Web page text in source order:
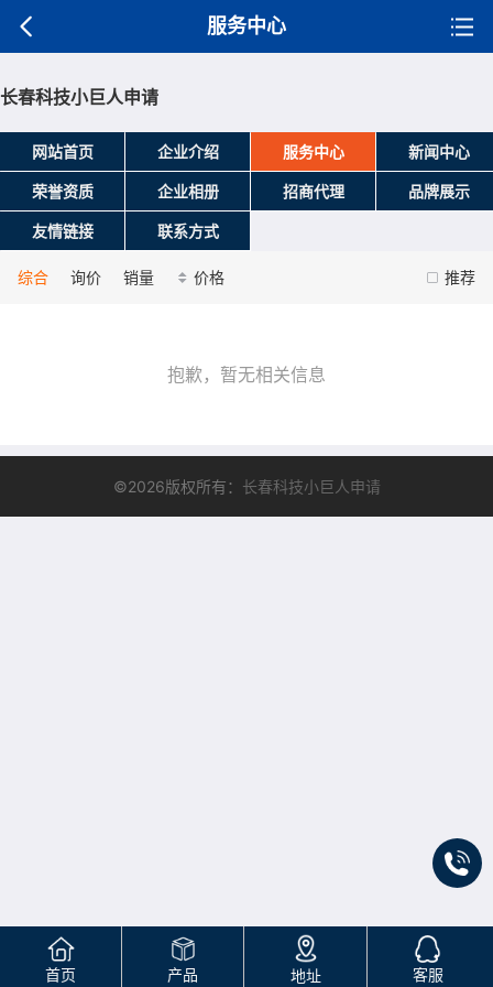
服务中心
长春科技小巨人申请
网站首页 企业介绍 服务中心 新闻中心
荣誉资质 企业相册 招商代理 品牌展示
友情链接 联系方式
推荐
综合 询价 销量 价格
抱歉，暂无相关信息
©2026版权所有： 长春科技小巨人申请
首页 产品 地址 客服